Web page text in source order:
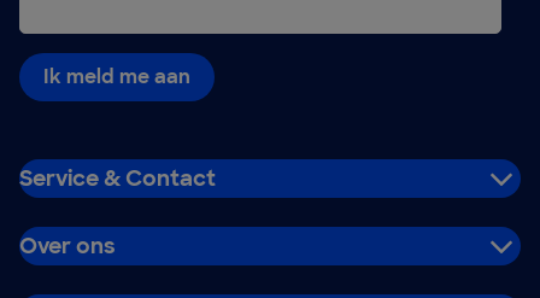
Ik meld me aan
Service & Contact
Over ons